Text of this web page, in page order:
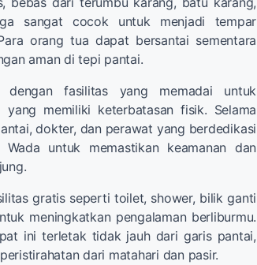
sangat cocok untuk menjadi tempar
orang tua dapat bersantai sementara
aman di tepi pantai.
fasilitas yang memadai untuk
yang memiliki keterbatasan fisik. Selama
dokter, dan perawat yang berdedikasi
untuk memastikan keamanan dan
gratis seperti toilet, shower, bilik ganti
meningkatkan pengalaman berliburmu.
ini terletak tidak jauh dari garis pantai,
dari matahari dan pasir.